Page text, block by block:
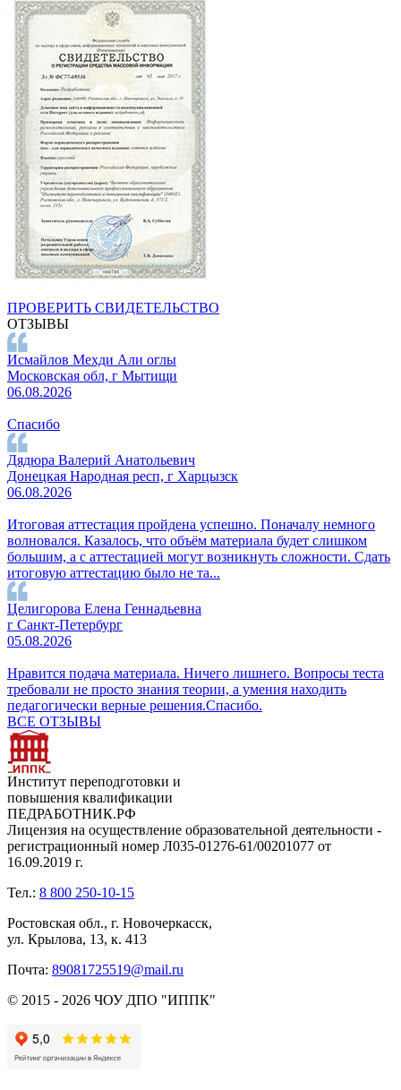
ПРОВЕРИТЬ СВИДЕТЕЛЬСТВО
ОТЗЫВЫ
Исмайлов Мехди Али оглы
Московская обл, г Мытищи
06.08.2026
Спасибо
Дядюра Валерий Анатольевич
Донецкая Народная респ, г Харцызск
06.08.2026
Итоговая аттестация пройдена успешно. Поначалу немного
волновался. Казалось, что объём материала будет слишком
большим, а с аттестацией могут возникнуть сложности. Сдать
итоговую аттестацию было не та...
Целигорова Елена Геннадьевна
г Санкт-Петербург
05.08.2026
Нравится подача материала. Ничего лишнего. Вопросы теста
требовали не просто знания теории, а умения находить
педагогически верные решения.Спасибо.
ВСЕ ОТЗЫВЫ
Институт переподготовки и
повышения квалификации
ПЕДРАБОТНИК.РФ
Лицензия на осуществление образовательной деятельности -
регистрационный номер Л035-01276-61/00201077 от
16.09.2019 г.
Тел.: 8 800 250-10-15
Ростовская обл., г. Новочеркасск,
ул. Крылова, 13, к. 413
Почта: 89081725519@mail.ru
© 2015 - 2026 ЧОУ ДПО "ИППК"